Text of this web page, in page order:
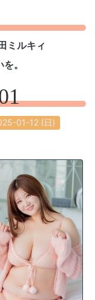
ミルキィ
。
01-12 (日)